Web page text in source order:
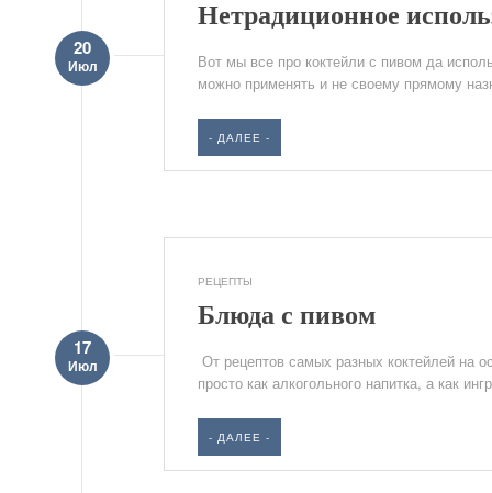
Нетрадиционное
20
Июл
Вот мы все про коктейли с пивом да
можно применять и не своему прямому
- ДАЛЕЕ -
РЕЦЕПТЫ
Блюда с пивом
17
Июл
От рецептов самых разных коктейлей на
просто как алкогольного напитка, а как
- ДАЛЕЕ -